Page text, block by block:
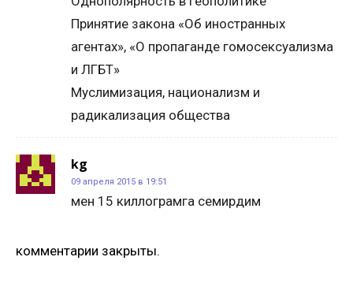
Принятие закона «Об иностранных
агентах», «О пропаганде гомосексуализма
и ЛГБТ»
Муслимизация, национализм и
радикализация общества
kg
09 апреля 2015 в 19:51
мен 15 киллограмга семирдим
комментарии закрыты.